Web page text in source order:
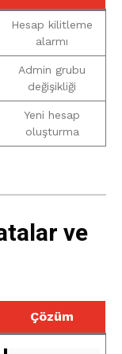
Hesap kilitleme
alarmı
Admin grubu
değişikliği
Yeni hesap
oluşturma
ve
Çözüm